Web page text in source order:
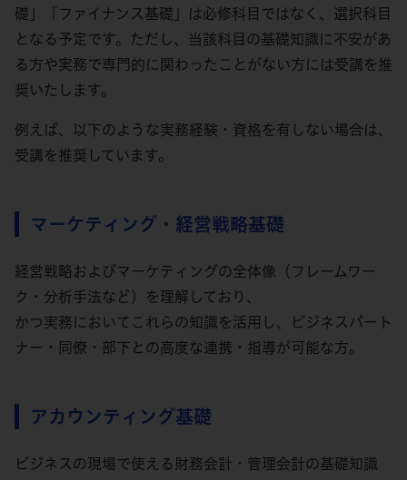
礎」「ファイナンス基礎」は必修科目ではなく、選択科目
となる予定です。ただし、当該科目の基礎知識に不安があ
る方や実務で専門的に関わったことがない方には受講を推
奨いたします。
例えば、以下のような実務経験・資格を有しない場合は、
受講を推奨しています。
マーケティング・経営戦略基礎
経営戦略およびマーケティングの全体像（フレームワー
ク・分析手法など）を理解しており、
かつ実務においてこれらの知識を活用し、ビジネスパート
ナー・同僚・部下との高度な連携・指導が可能な方。
アカウンティング基礎
ビジネスの現場で使える財務会計・管理会計の基礎知識